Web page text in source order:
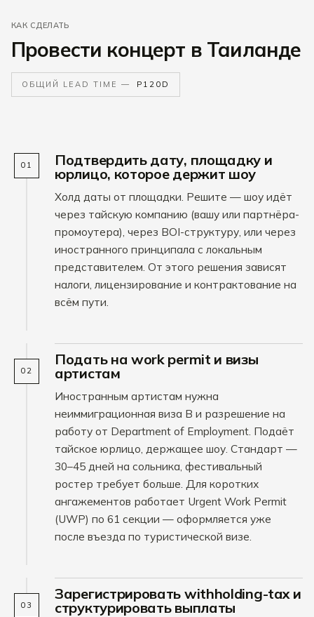
КАК СДЕЛАТЬ
Провести концерт в Таиланде
ОБЩИЙ LEAD TIME — P120D
01
Подтвердить дату, площадку и
юрлицо, которое держит шоу
Холд даты от площадки. Решите — шоу идёт
через тайскую компанию (вашу или партнёра-
промоутера), через BOI-структуру, или через
иностранного принципала с локальным
представителем. От этого решения зависят
налоги, лицензирование и контрактование на
всём пути.
02
Подать на work permit и визы
артистам
Иностранным артистам нужна
неиммиграционная виза B и разрешение на
работу от Department of Employment. Подаёт
тайское юрлицо, держащее шоу. Стандарт —
30–45 дней на сольника, фестивальный
ростер требует больше. Для коротких
ангажементов работает Urgent Work Permit
(UWP) по 61 секции — оформляется уже
после въезда по туристической визе.
03
Зарегистрировать withholding-tax и
структурировать выплаты